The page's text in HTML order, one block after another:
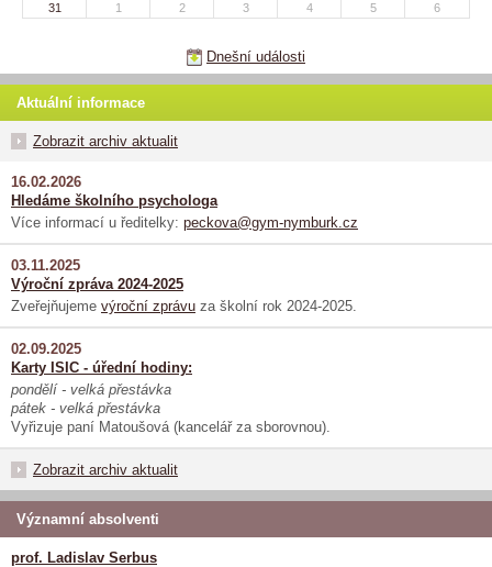
31
1 2 3 4 5 6
Dnešní události
Aktuální informace
Zobrazit archiv aktualit
16.02.2026
Hledáme školního psychologa
Více informací u ředitelky: peckova@gym-nymburk.cz
03.11.2025
Výroční zpráva 2024-2025
Zveřejňujeme výroční zprávu za školní rok 2024-2025.
02.09.2025
Karty ISIC - úřední hodiny:
pondělí - velká přestávka
pátek - velká přestávka
Vyřizuje paní Matoušová (kancelář za sborovnou).
Zobrazit archiv aktualit
Významní absolventi
prof. Ladislav Serbus